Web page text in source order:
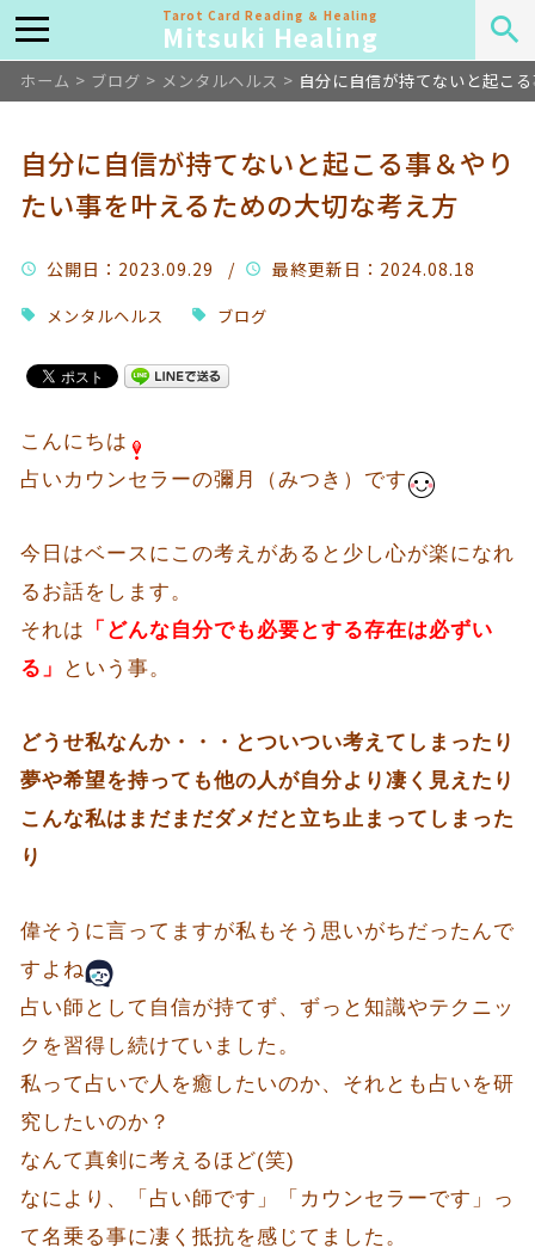
Tarot Card Reading ＆ Healing
Mitsuki Healing
ホーム > ブログ > メンタルヘルス > 自分に自信が持てないと起こ
自分に自信が持てないと起こる事＆やり
たい事を叶えるための大切な考え方
公開日 ：2023.09.29 / 最終更新日 ：2024.08.18
メンタルヘルス ブログ
こんにちは
占いカウンセラーの彌月（みつき）です
今日はベースにこの考えがあると少し心が楽になれ
るお話をします。
それは 「どんな自分でも必要とする存在は必ずい
る」
という事。
どうせ私なんか・・・とついつい考えてしまったり
夢や希望を持っても他の人が自分より凄く見えたり
こんな私はまだまだダメだと立ち止まってしまった
り
偉そうに言ってますが私もそう思いがちだったんで
すよね
占い師として自信が持てず、ずっと知識やテクニッ
クを習得し続けていました。
私って占いで人を癒したいのか、それとも占いを研
究したいのか？
なんて真剣に考えるほど(笑)
なにより、「占い師です」「カウンセラーです」っ
て名乗る事に凄く抵抗を感じてました。